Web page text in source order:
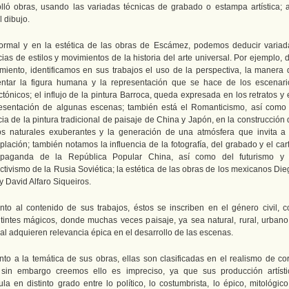
obras, usando las variadas técnicas de grabado o estampa artística;
dibujo.
y en la estética de las obras de Escámez, podemos deducir
de estilos y movimientos de la historia del arte universal. Por ejemplo,
identificamos en sus trabajos el uso de la perspectiva, la manera
la figura humana y la representación que se hace de los
el influjo de la pintura Barroca, queda expresada en los retratos y
de algunas escenas; también está el Romanticismo, así como
de la pintura tradicional de paisaje de China y Japón, en la construcción
naturales exuberantes y la generación de una atmósfera que invita a
también notamos la influencia de la fotografía, del grabado y el
de la República Popular China, así como del futurismo y
de la Rusia Soviética; la estética de las obras de los mexicanos
David Alfaro Siqueiros.
al contenido de sus trabajos, éstos se inscriben en el género civil,
mágicos, donde muchas veces paisaje, ya sea natural, rural,
adquieren relevancia épica en el desarrollo de las escenas.
a la temática de sus obras, ellas son clasificadas en el realismo de
embargo creemos ello es impreciso, ya que sus producción
en distinto grado entre lo político, lo costumbrista, lo épico,